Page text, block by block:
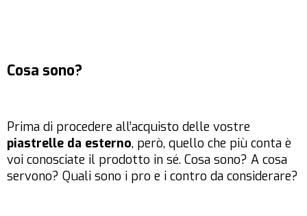
Cosa sono?
Prima di procedere all’acquisto delle vostre
piastrelle da esterno, però, quello che più conta è
voi conosciate il prodotto in sé. Cosa sono? A cosa
servono? Quali sono i pro e i contro da considerare?